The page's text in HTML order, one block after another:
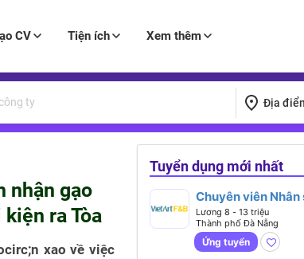
CV Tiện ích Xem thêm
Địa
nhận gạo
ra Tòa
xao về việc
Tuyển dụng mới nhất
Chuyên viên Nhân
Lương 8 - 13 triệu
Thành phố Đà Nẵng
Ứng tuyển